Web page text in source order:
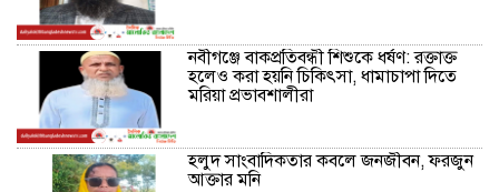
নবীগঞ্জে বাকপ্রতিবন্ধী শিশুকে ধর্ষণ: রক্তাক্ত
হলেও করা হয়নি চিকিৎসা, ধামাচাপা দিতে
মরিয়া প্রভাবশালীরা
হলুদ সাংবাদিকতার কবলে জনজীবন, ফরজুন
আক্তার মনি